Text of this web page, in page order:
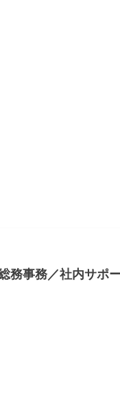
務事務／社内サポ